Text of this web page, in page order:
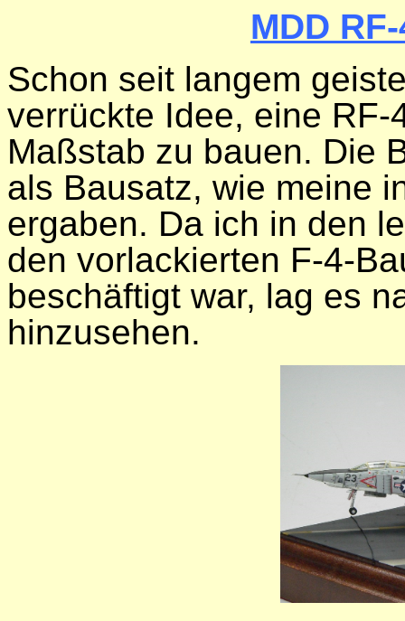
MDD
Schon seit langem
verrückte Idee, eine
Maßstab zu bauen. Die
als Bausatz, wie meine
ergaben. Da ich in den
den vorlackierten F-4-
beschäftigt war, lag es
hinzusehen.